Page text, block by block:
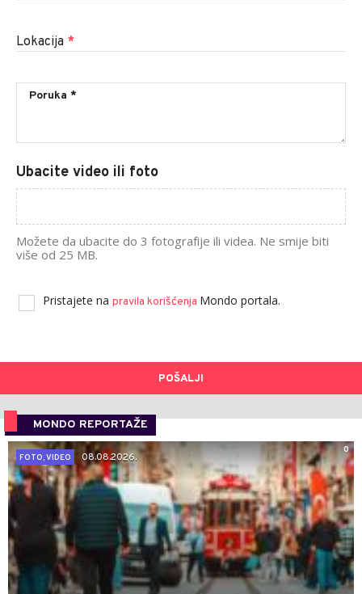
Lokacija *
Ubacite video ili foto
Možete da ubacite do 3 fotografije ili videa. Ne smije biti
više od 25 MB.
Pristajete na pravila korišćenja Mondo portala.
POŠALJI
MONDO REPORTAŽE
0
FOTO, VIDEO
08.08.2026.